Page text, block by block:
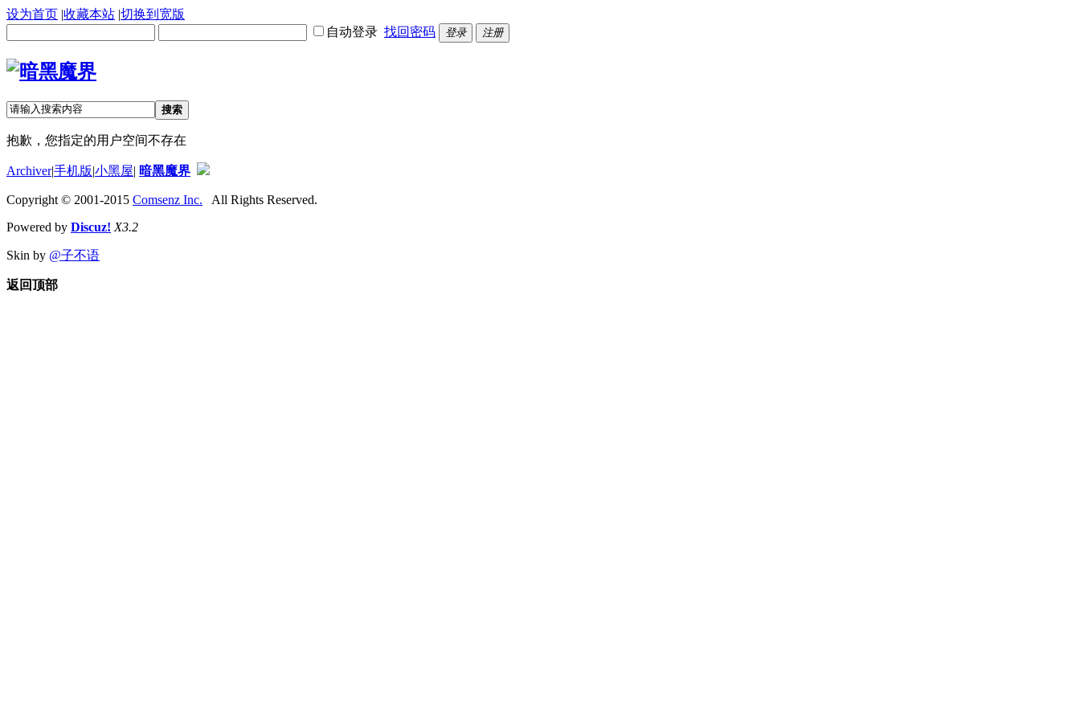
设为首页 |收藏本站 |切换到宽版
自动登录 找回密码 登录 注册
搜索
抱歉，您指定的用户空间不存在
Archiver|手机版|小黑屋| 暗黑魔界
Copyright © 2001-2015 Comsenz Inc. All Rights Reserved.
Powered by Discuz! X3.2
Skin by @子不语
返回顶部